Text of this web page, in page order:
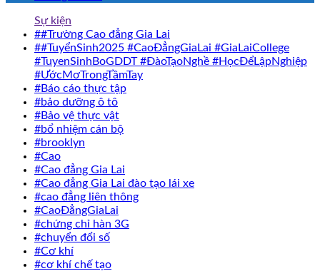
Sự kiện
##Trường Cao đẳng Gia Lai
##TuyểnSinh2025 #CaoĐẳngGiaLai #GiaLaiCollege
#TuyenSinhBoGDDT #ĐàoTạoNghề #HọcĐểLậpNghiệp
#ƯớcMơTrongTầmTay
#Báo cáo thực tập
#bảo dưỡng ô tô
#Bảo vệ thực vật
#bổ nhiệm cán bộ
#brooklyn
#Cao
#Cao đẳng Gia Lai
#Cao đẳng Gia Lai đào tạo lái xe
#cao đẳng liên thông
#CaoĐẳngGiaLai
#chứng chỉ hàn 3G
#chuyển đổi số
#Cơ khí
#cơ khí chế tạo